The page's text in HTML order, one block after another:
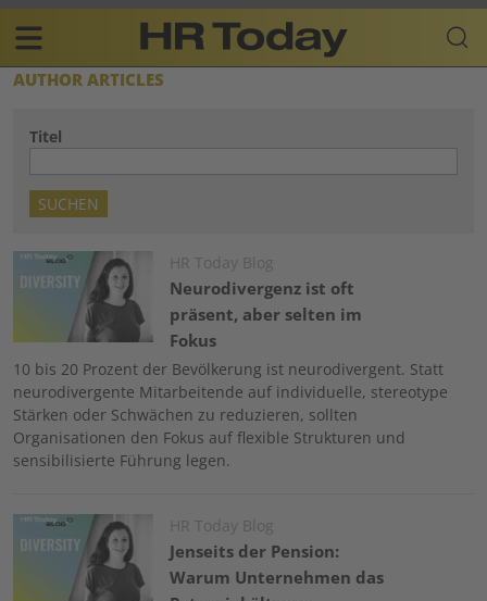
Skip
content
Plattform
für
Human
Main
DE
AUTHOR ARTICLES
Titel
Image HR Today Blog
Neurodivergenz ist oft
präsent, aber selten im
Fokus
10 bis 20 Prozent der Bevölkerung ist neurodivergent. Statt
neurodivergente Mitarbeitende auf individuelle, stereotype
Stärken oder Schwächen zu reduzieren, sollten
Organisationen den Fokus auf flexible Strukturen und
sensibilisierte Führung legen.
Image HR Today Blog
Jenseits der Pension:
Warum Unternehmen das